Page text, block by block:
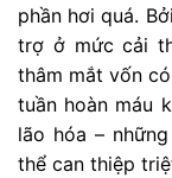
phần hơi quá.
trợ ở mức cải
thâm mắt vốn
tuần hoàn máu
lão hóa –
thể can thiệp